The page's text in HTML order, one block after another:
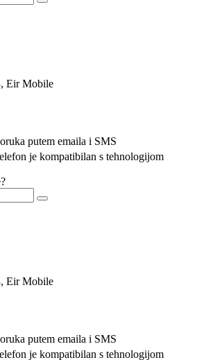
Eir Mobile
putem emaila i SMS
je kompatibilan s tehnologijom
Eir Mobile
putem emaila i SMS
je kompatibilan s tehnologijom